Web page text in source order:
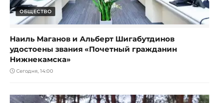
ОБЩЕСТВО
Наиль Маганов и Альберт Шигабутдинов
удостоены звания «Почетный гражданин
Нижнекамска»
Сегодня, 14:00